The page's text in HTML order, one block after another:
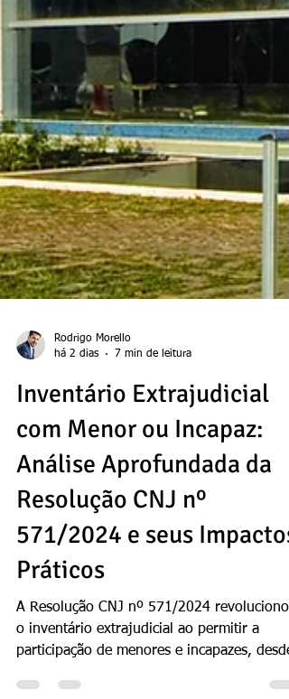
Rodrigo Morello
Inventário Extrajudicial
com Menor ou Incapaz:
Análise Aprofundada da
Resolução CNJ nº
571/2024 e seus Impactos
Práticos
o inventário extrajudicial ao permitir a